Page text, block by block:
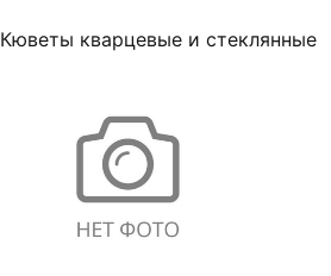
Кюветы кварцевые и стеклянные